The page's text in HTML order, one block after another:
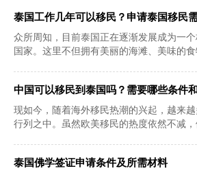
泰国工作几年可以移民？申请泰国移民
众所周知，目前泰国正在逐渐发展成为一
国家。这里不但拥有美丽的海滩、美味的
中国可以移民到泰国吗？需要哪些条件
现如今，随着海外移民热潮的兴起，越来
行列之中。虽然欧美移民的热度依然不减
泰国佛学签证申请条件及所需材料